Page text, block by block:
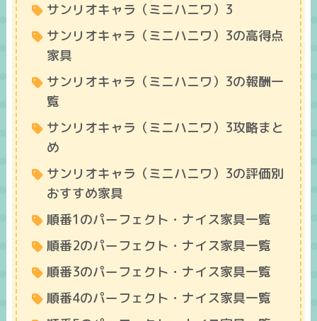
サンリオキャラ（ミニハニワ）3
サンリオキャラ（ミニハニワ）3の高得点
家具
サンリオキャラ（ミニハニワ）3の報酬一
覧
サンリオキャラ（ミニハニワ）3攻略まと
め
サンリオキャラ（ミニハニワ）3の評価別
おすすめ家具
順番1のパーフェクト・ナイス家具一覧
順番2のパーフェクト・ナイス家具一覧
順番3のパーフェクト・ナイス家具一覧
順番4のパーフェクト・ナイス家具一覧